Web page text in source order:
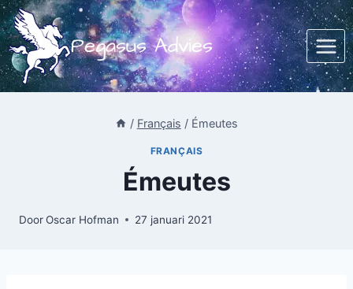
Doorgaan
naar
inhoud
Pegasus Advies
/ Français / Émeutes
FRANÇAIS
Émeutes
DoorOscar Hofman 27 januari 2021